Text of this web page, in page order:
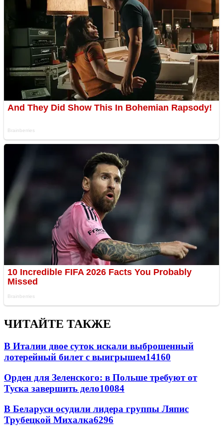
ЧИТАЙТЕ ТАКЖЕ
В Италии двое суток искали выброшенный
лотерейный билет с выигрышем14160
Орден для Зеленского: в Польше требуют от
Туска завершить дело10084
В Беларуси осудили лидера группы Ляпис
Трубецкой Михалка6296